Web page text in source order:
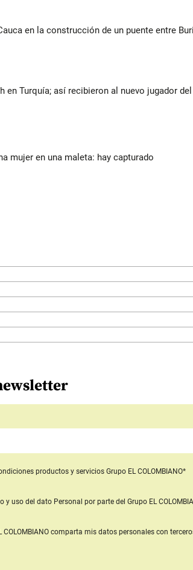
en la construcción de un puente entre
en Turquía; así recibieron al nuevo jugador del
mujer en una maleta: hay capturado
productos y servicios Grupo EL COLOMBIANO*
y uso del dato Personal por parte del Grupo EL
comparta mis datos personales con